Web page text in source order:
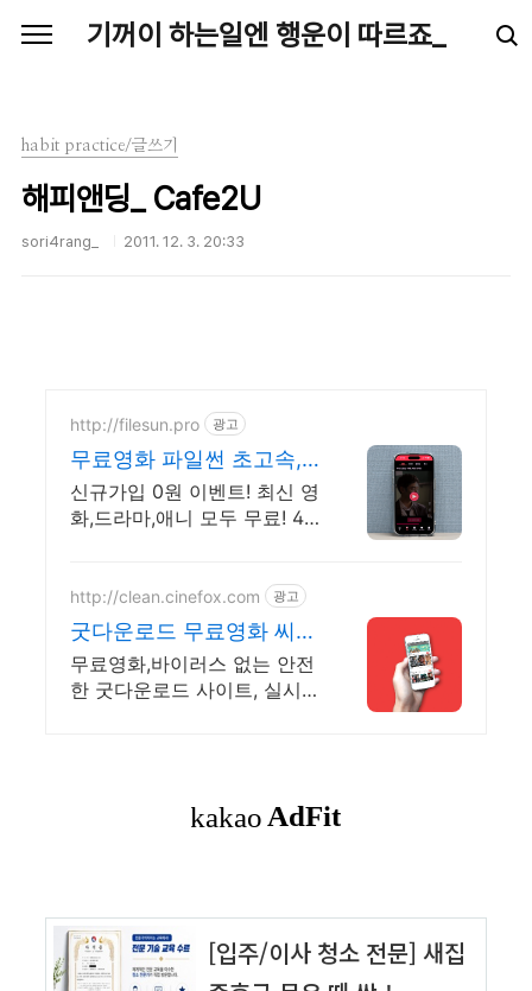
기꺼이 하는일엔 행운이 따르죠_
habit practice/글쓰기
해피앤딩_ Cafe2U
sori4rang_ 2011. 12. 3. 20:33
http://filesun.pro 광고
무료영화 파일썬 초고속,
4K 실시간 보기!
신규가입 0원 이벤트! 최신 영
화,드라마,애니 모두 무료! 4K
http://clean.cinefox.com 광고
굿다운로드 무료영화 씨네
폭스 최대3만원+10%추가
적립
무료영화,바이러스 없는 안전
한 굿다운로드 사이트, 실시